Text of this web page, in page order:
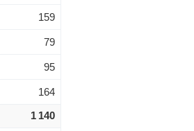
159
79
95
164
1 140